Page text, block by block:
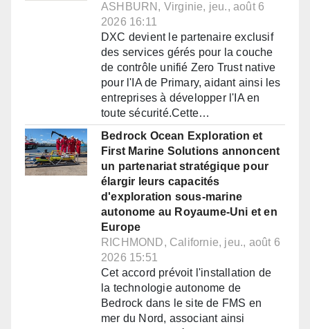
ASHBURN, Virginie, jeu., août 6
2026 16:11
DXC devient le partenaire exclusif
des services gérés pour la couche
de contrôle unifié Zero Trust native
pour l'IA de Primary, aidant ainsi les
entreprises à développer l'IA en
toute sécurité.Cette…
Bedrock Ocean Exploration et
First Marine Solutions annoncent
un partenariat stratégique pour
élargir leurs capacités
d'exploration sous-marine
autonome au Royaume-Uni et en
Europe
RICHMOND, Californie, jeu., août 6
2026 15:51
Cet accord prévoit l'installation de
la technologie autonome de
Bedrock dans le site de FMS en
mer du Nord, associant ainsi